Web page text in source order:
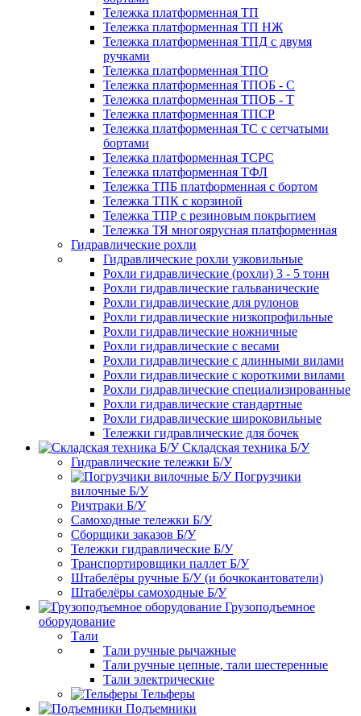
Тележка платформенная ТП
Тележка платформенная ТП НЖ
Тележка платформенная ТПД с двумя
ручками
Тележка платформенная ТПО
Тележка платформенная ТПОБ - С
Тележка платформенная ТПОБ - Т
Тележка платформенная ТПСР
Тележка платформенная ТС с сетчатыми
бортами
Тележка платформенная ТСРС
Тележка платформенная ТФЛ
Тележка ТПБ платформенная с бортом
Тележка ТПК с корзиной
Тележка ТПР с резиновым покрытием
Тележка ТЯ многоярусная платформенная
Гидравлические рохли
Гидравлические рохли узковильные
Рохли гидравлические (рохли) 3 - 5 тонн
Рохли гидравлические гальванические
Рохли гидравлические для рулонов
Рохли гидравлические низкопрофильные
Рохли гидравлические ножничные
Рохли гидравлические с весами
Рохли гидравлические с длинными вилами
Рохли гидравлические с короткими вилами
Рохли гидравлические специализированные
Рохли гидравлические стандартные
Рохли гидравлические широковильные
Тележки гидравлические для бочек
Складская техника Б/У
Гидравлические тележки Б/У
Погрузчики
вилочные Б/У
Ричтраки Б/У
Самоходные тележки Б/У
Сборщики заказов Б/У
Тележки гидравлические Б/У
Транспортировщики паллет Б/У
Штабелёры ручные Б/У (и бочкокантователи)
Штабелёры самоходные Б/У
Грузоподъемное
оборудование
Тали
Тали ручные рычажные
Тали ручные цепные, тали шестеренные
Тали электрические
Тельферы
Подъемники